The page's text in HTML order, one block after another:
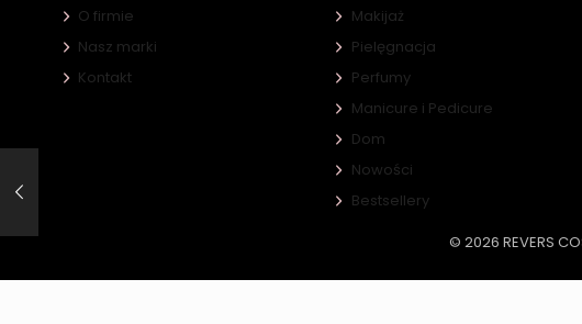
O firmie
Nasz marki
Kontakt
Makijaż
Pielęgnacja
Perfumy
Manicure i Pedicure
Dom
Nowości
Bestsellery
© 2026 REVERS